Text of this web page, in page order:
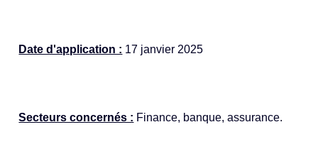
Date d'application : 17 janvier 2025
Secteurs concernés : Finance, banque, assurance.